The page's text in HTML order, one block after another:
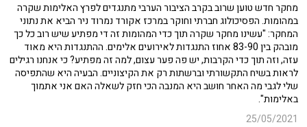
מחקר חדש טוען שרוב בקרב הציבור הערבי מתנגדים לפרץ האלימות שקרה
במהומות. הפסיכולוג חברתי וחוקר במרכז אקורד נמרוד ניר הביא את נתוני
המחקר: "עשינו מחקר שקרה תוך כדי המהומות זה די מפתיע שיש רוב כל כך
מובהק בין 83-90 אחוז התנגדות לאירועים אלימים. ההתנגדות היא מאוד
עזה, וזה תוך כדי הקרבות, יש פה פער עצום, למה זה מפתיע? כי אנחנו רגילים
לראות בשיח התקשורתי וברשתות רק את הקיצוניים. הבעיה היא שהתפיסה
שלי לגבי מה האחר חושב היא המנבה הכי חזק לשאלה האם אני אתמוך
באלימות".
25/05/2021